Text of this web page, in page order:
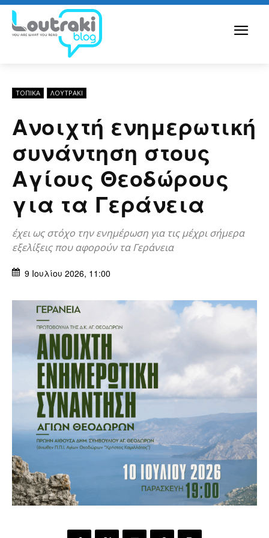
ΤΟΠΙΚΑ ΛΟΥΤΡΆΚΙ
Ανοιχτή ενημερωτική
συνάντηση στους
Αγίους Θεοδώρους
για τα Γεράνεια
έχει ως στόχο την ενημέρωση για τις μέχρι σήμερα
εξελίξεις που αφορούν τα Γεράνεια
9 Ιουλίου 2026, 11:00